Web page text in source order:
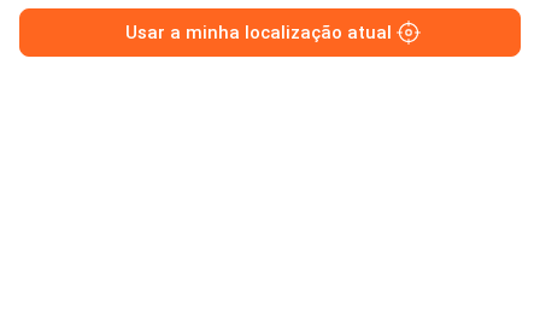
Usar a minha localização atual